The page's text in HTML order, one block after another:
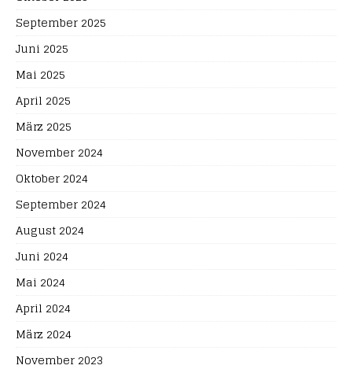
September 2025
Juni 2025
Mai 2025
April 2025
März 2025
November 2024
Oktober 2024
September 2024
August 2024
Juni 2024
Mai 2024
April 2024
März 2024
November 2023